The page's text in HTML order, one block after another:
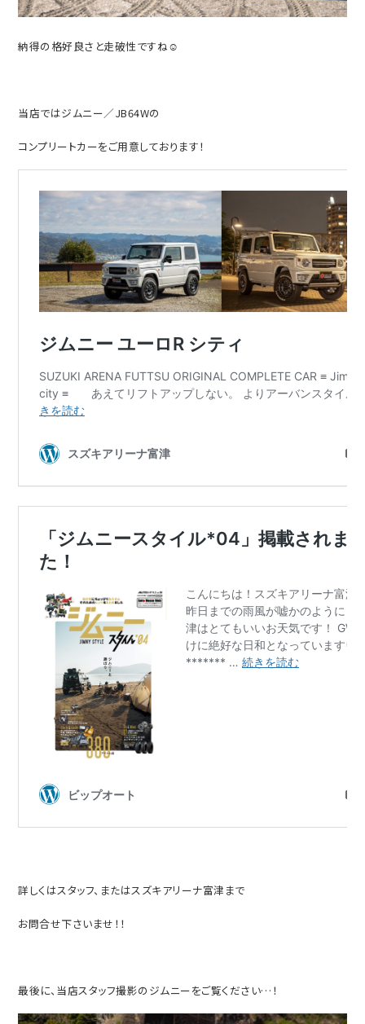
納得の格好良さと走破性ですね☺
当店ではジムニー／JB64Wの
コンプリートカーをご用意しております！
詳しくはスタッフ、またはスズキアリーナ富津まで
お問合せ下さいませ！！
最後に、当店スタッフ撮影のジムニーをご覧ください…！